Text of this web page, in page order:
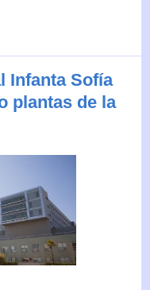
Infanta Sofía
plantas de la